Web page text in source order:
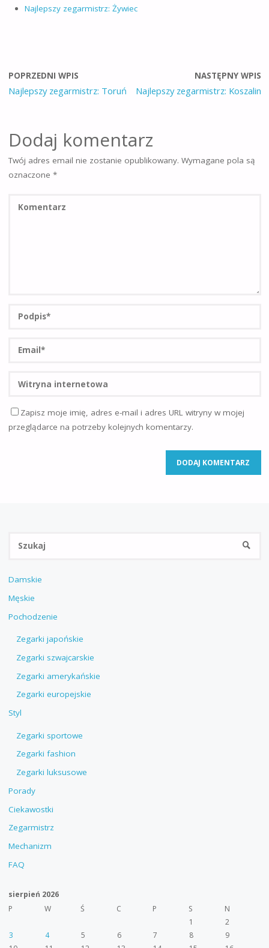
Najlepszy zegarmistrz: Żywiec
POPRZEDNI WPIS
Najlepszy zegarmistrz: Toruń
NASTĘPNY WPIS
Najlepszy zegarmistrz: Koszalin
Dodaj komentarz
Twój adres email nie zostanie opublikowany. Wymagane pola są
oznaczone *
Zapisz moje imię, adres e-mail i adres URL witryny w mojej
przeglądarce na potrzeby kolejnych komentarzy.
Damskie
Męskie
Pochodzenie
Zegarki japońskie
Zegarki szwajcarskie
Zegarki amerykańskie
Zegarki europejskie
Styl
Zegarki sportowe
Zegarki fashion
Zegarki luksusowe
Porady
Ciekawostki
Zegarmistrz
Mechanizm
FAQ
sierpień 2026
P
W Ś C P S
N
1
2
3
4 5 6 7 8
9